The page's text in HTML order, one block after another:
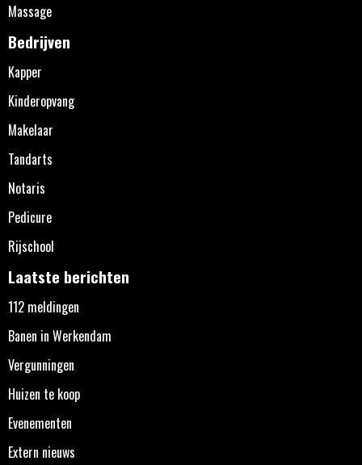
Massage
Bedrijven
Kapper
Kinderopvang
Makelaar
Tandarts
Notaris
Pedicure
Rijschool
Laatste berichten
112 meldingen
Banen in Werkendam
Vergunningen
Huizen te koop
Evenementen
Extern nieuws